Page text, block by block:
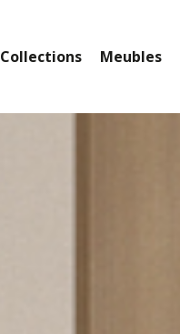
Collections Meubles